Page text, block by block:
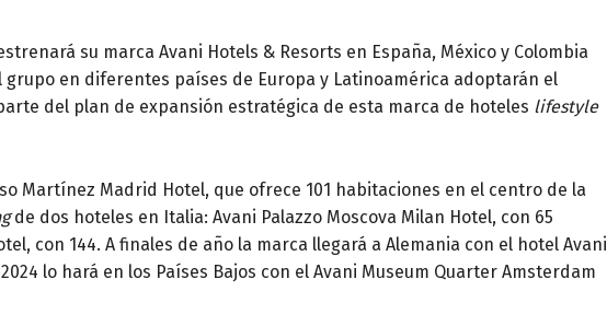
su marca Avani Hotels & Resorts en España, México y Colombia
en diferentes países de Europa y Latinoamérica adoptarán el
del plan de expansión estratégica de esta marca de hoteles lifestyle
Martínez Madrid Hotel, que ofrece 101 habitaciones en el centro de la
de dos hoteles en Italia: Avani Palazzo Moscova Milan Hotel, con 65
con 144. A finales de año la marca llegará a Alemania con el hotel Avani
lo hará en los Países Bajos con el Avani Museum Quarter Amsterdam